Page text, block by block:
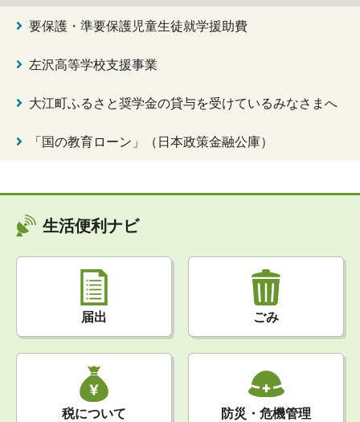
要保護・準要保護児童生徒就学援助費
左沢高等学校支援事業
大江町ふるさと奨学金の貸与を受けているみなさまへ
「国の教育ローン」（日本政策金融公庫）
生活便利ナビ
届出 ごみ
税について 防災・危機管理